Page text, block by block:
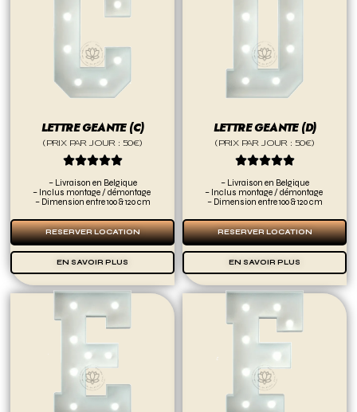
LETTRE GEANTE (C)
(PRIX PAR JOUR : 50€)

– Livraison en Belgique
– Inclus montage / démontage
– Dimension entre 100 & 120 cm
RESERVER LOCATION
EN SAVOIR PLUS
LETTRE GEANTE (D)
(PRIX PAR JOUR : 50€)

– Livraison en Belgique
– Inclus montage / démontage
– Dimension entre 100 & 120 cm
RESERVER LOCATION
EN SAVOIR PLUS